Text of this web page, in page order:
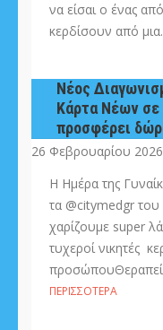
να είσαι ο ένας
κερδίσουν από
Νέος
Κάρτα Νέων σε
προσφέρει
26 Φεβρουαρίου 2026
Η Ημέρα της
τα @citymedgr του
χαρίζουμε super
τυχεροί νικητές
ΠΕΡΙΣΣΌΤΕΡΑ